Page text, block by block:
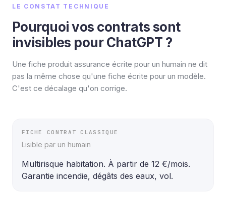
LE CONSTAT TECHNIQUE
Pourquoi vos contrats sont
invisibles pour ChatGPT ?
Une fiche produit assurance écrite pour un humain ne dit
pas la même chose qu'une fiche écrite pour un modèle.
C'est ce décalage qu'on corrige.
FICHE CONTRAT CLASSIQUE
Lisible par un humain
Multirisque habitation. À partir de 12 €/mois.
Garantie incendie, dégâts des eaux, vol.